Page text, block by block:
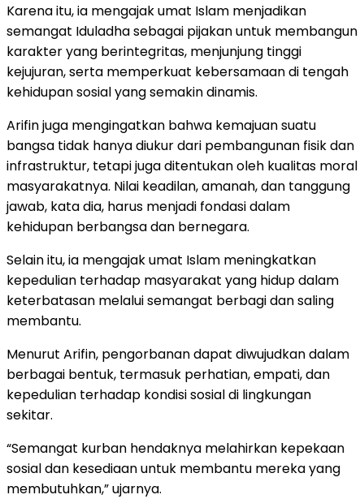
Karena itu, ia mengajak umat Islam menjadikan
semangat Iduladha sebagai pijakan untuk membangun
karakter yang berintegritas, menjunjung tinggi
kejujuran, serta memperkuat kebersamaan di tengah
kehidupan sosial yang semakin dinamis.
Arifin juga mengingatkan bahwa kemajuan suatu
bangsa tidak hanya diukur dari pembangunan fisik dan
infrastruktur, tetapi juga ditentukan oleh kualitas moral
masyarakatnya. Nilai keadilan, amanah, dan tanggung
jawab, kata dia, harus menjadi fondasi dalam
kehidupan berbangsa dan bernegara.
Selain itu, ia mengajak umat Islam meningkatkan
kepedulian terhadap masyarakat yang hidup dalam
keterbatasan melalui semangat berbagi dan saling
membantu.
Menurut Arifin, pengorbanan dapat diwujudkan dalam
berbagai bentuk, termasuk perhatian, empati, dan
kepedulian terhadap kondisi sosial di lingkungan
sekitar.
“Semangat kurban hendaknya melahirkan kepekaan
sosial dan kesediaan untuk membantu mereka yang
membutuhkan,” ujarnya.